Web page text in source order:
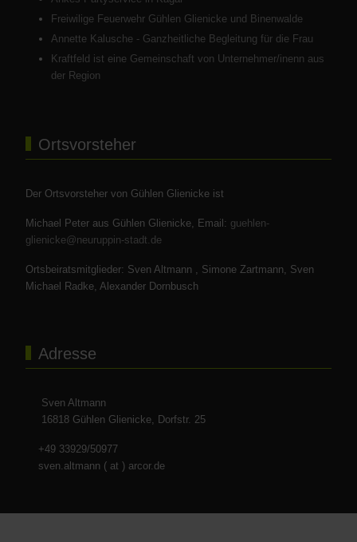
Freiwilige Feuerwehr Gühlen Glienicke und Binenwalde
Annette Kalusche - Ganzheitliche Begleitung für die Frau
Kraftfeld ist eine Gemeinschaft von Unternehmer/inenn aus
der Region
Ortsvorsteher
Der Ortsvorsteher von Gühlen Glienicke ist
Michael Peter aus Gühlen Glienicke, Email: guehlen-
glienicke@neuruppin-stadt.de
Ortsbeiratsmitglieder: Sven Altmann , Simone Zartmann, Sven
Michael Radke, Alexander Dornbusch
Adresse
Sven Altmann
16818 Gühlen Glienicke, Dorfstr. 25
+49 33929/50977
sven.altmann ( at ) arcor.de